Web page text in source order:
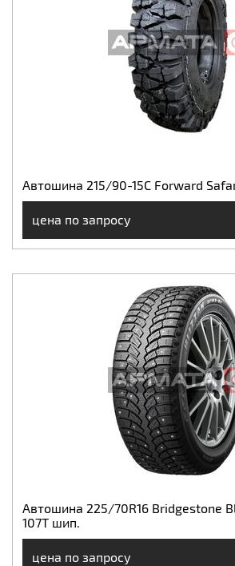
Автошина 215/90-15С Forward
цена по запросу
Автошина 225/70R16 Bridgestone
107T шип.
цена по запросу